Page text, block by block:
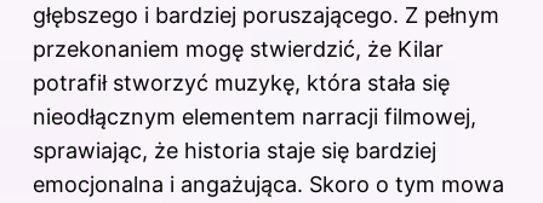
głębszego i bardziej poruszającego. Z pełnym
przekonaniem mogę stwierdzić, że Kilar
potrafił stworzyć muzykę, która stała się
nieodłącznym elementem narracji filmowej,
sprawiając, że historia staje się bardziej
emocjonalna i angażująca. Skoro o tym mowa